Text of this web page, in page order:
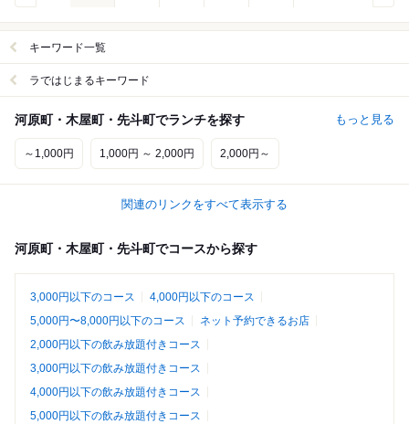
キーワード一覧
ラではじまるキーワード
河原町・木屋町・先斗町でランチを探す もっと見る
～1,000円 1,000円 ～ 2,000円 2,000円～
関連のリンクをすべて表示する
河原町・木屋町・先斗町でコースから探す
3,000円以下のコース
4,000円以下のコース
5,000円〜8,000円以下のコース
ネット予約できるお店
2,000円以下の飲み放題付きコース
3,000円以下の飲み放題付きコース
4,000円以下の飲み放題付きコース
5,000円以下の飲み放題付きコース